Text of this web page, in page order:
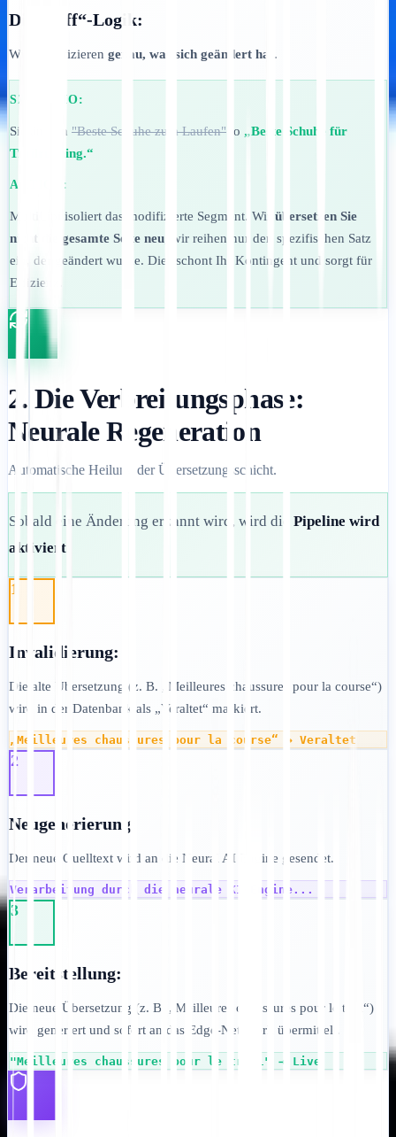
Die „Diff“-Logik:
Wir identifizieren genau, was sich geändert hat .
SZENARIO:
Sie ändern "Beste Schuhe zum Laufen" to „Beste Schuhe für
Trailrunning.“
AKTION:
MultiLipi isoliert das modifizierte Segment. Wir übersetzen Sie
nicht die gesamte Seite neu ; wir reihen nur den spezifischen Satz
ein, der geändert wurde. Dies schont Ihr Kontingent und sorgt für
Effizienz.
2. Die Verbreitungsphase:
Neurale Regeneration
Automatische Heilung der Übersetzungsschicht.
Sobald eine Änderung erkannt wird, wird die Pipeline wird
aktiviert
1
Invalidierung:
Die alte Übersetzung (z. B. „Meilleures chaussures pour la course“)
wird in der Datenbank als „Veraltet“ markiert.
„Meilleures chaussures pour la course“ → Veraltet
2
Neugenerierung:
Der neue Quelltext wird an die Neural AI Engine gesendet.
Verarbeitung durch die neurale KI-Engine...
3
Bereitstellung:
Die neue Übersetzung (z. B. „Meilleures chaussures pour le trail“)
wird generiert und sofort an das Edge-Netzwerk übermittelt.
"Meilleures chaussures pour le trail" → Live